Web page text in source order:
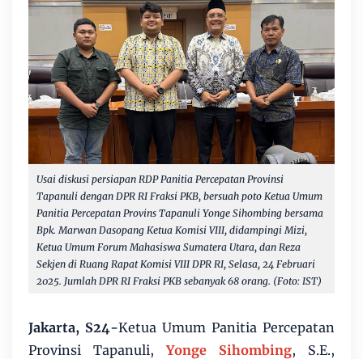
Usai diskusi persiapan RDP Panitia Percepatan Provinsi
Tapanuli dengan DPR RI Fraksi PKB, bersuah poto Ketua Umum
Panitia Percepatan Provins Tapanuli Yonge Sihombing bersama
Bpk. Marwan Dasopang Ketua Komisi VIII, didampingi Mizi,
Ketua Umum Forum Mahasiswa Sumatera Utara, dan Reza
Sekjen di Ruang Rapat Komisi VIII DPR RI, Selasa, 24 Februari
2025. Jumlah DPR RI Fraksi PKB sebanyak 68 orang. (Foto: IST)
Jakarta, S24-Ketua Umum Panitia Percepatan
Provinsi Tapanuli,Yonge Sihombing, S.E.,